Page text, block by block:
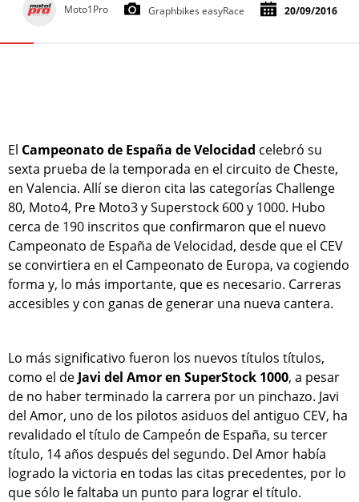
Moto1Pro Graphbikes easyRace 20/09/2016
El Campeonato de España de Velocidad celebró su
sexta prueba de la temporada en el circuito de Cheste,
en Valencia. Allí se dieron cita las categorías Challenge
80, Moto4, Pre Moto3 y Superstock 600 y 1000. Hubo
cerca de 190 inscritos que confirmaron que el nuevo
Campeonato de España de Velocidad, desde que el CEV
se convirtiera en el Campeonato de Europa, va cogiendo
forma y, lo más importante, que es necesario. Carreras
accesibles y con ganas de generar una nueva cantera.
Lo más significativo fueron los nuevos títulos títulos,
como el de Javi del Amor en SuperStock 1000, a pesar
de no haber terminado la carrera por un pinchazo. Javi
del Amor, uno de los pilotos asiduos del antiguo CEV, ha
revalidado el título de Campeón de España, su tercer
título, 14 años después del segundo. Del Amor había
logrado la victoria en todas las citas precedentes, por lo
que sólo le faltaba un punto para lograr el título.